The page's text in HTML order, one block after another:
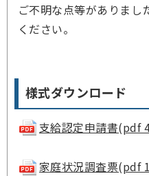
ご不明な点等がありまし
ください。
様式ダウンロード
支給認定申請書(pdf
家庭状況調査票(pdf